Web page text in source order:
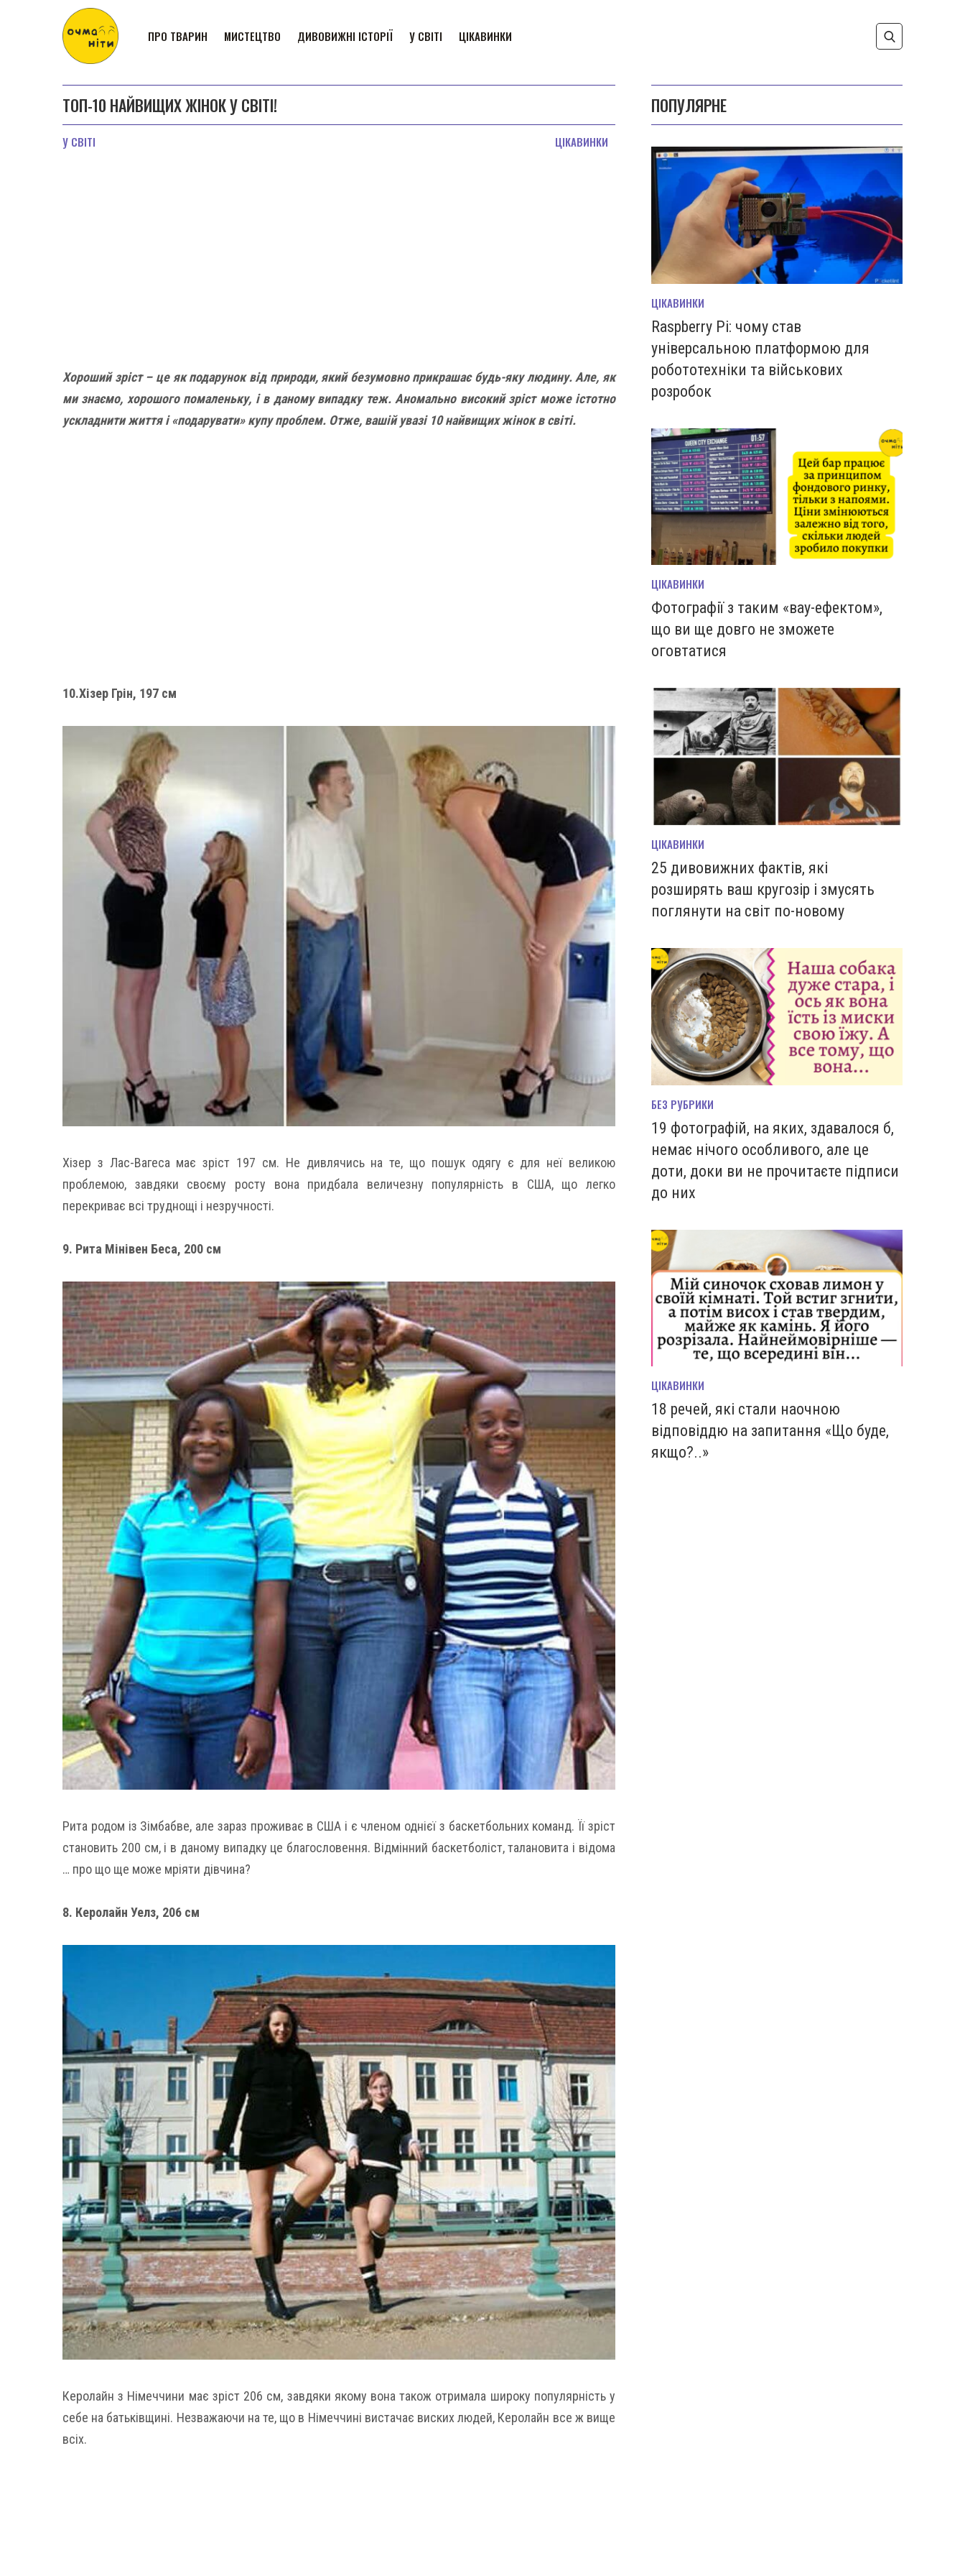
ПРО ТВАРИН МИСТЕЦТВО ДИВОВИЖНІ ІСТОРІЇ У СВІТІ ЦІКАВИНКИ
ТОП-10 НАЙВИЩИХ ЖІНОК У СВІТІ!
У СВІТІ ЦІКАВИНКИ
Хороший зріст – це як подарунок від природи, який безумовно прикрашає будь-яку людину. Але, як
ми знаємо, хорошого помаленьку, і в даному випадку теж. Аномально високий зріст може істотно
ускладнити життя і «подарувати» купу проблем. Отже, вашій увазі 10 найвищих жінок в світі.
10.Хізер Грін, 197 см
Хізер з Лас-Вагеса має зріст 197 см. Не дивлячись на те, що пошук одягу є для неї великою
проблемою, завдяки своєму росту вона придбала величезну популярність в США, що легко
перекриває всі труднощі і незручності.
9. Рита Мінівен Беса, 200 см
Рита родом із Зімбабве, але зараз проживає в США і є членом однієї з баскетбольних команд. Її зріст
становить 200 см, і в даному випадку це благословення. Відмінний баскетболіст, талановита і відома
… про що ще може мріяти дівчина?
8. Керолайн Уелз, 206 см
Керолайн з Німеччини має зріст 206 см, завдяки якому вона також отримала широку популярність у
себе на батьківщині. Незважаючи на те, що в Німеччині вистачає виских людей, Керолайн все ж вище
всіх.
ПОПУЛЯРНЕ
ЦІКАВИНКИ
Raspberry Pi: чому став
універсальною платформою для
робототехніки та військових
розробок
ЦІКАВИНКИ
Фотографії з таким «вау-ефектом»,
що ви ще довго не зможете
оговтатися
ЦІКАВИНКИ
25 дивовижних фактів, які
розширять ваш кругозір і змусять
поглянути на світ по-новому
БЕЗ РУБРИКИ
19 фотографій, на яких, здавалося б,
немає нічого особливого, але це
доти, доки ви не прочитаєте підписи
до них
ЦІКАВИНКИ
18 речей, які стали наочною
відповіддю на запитання «Що буде,
якщо?..»